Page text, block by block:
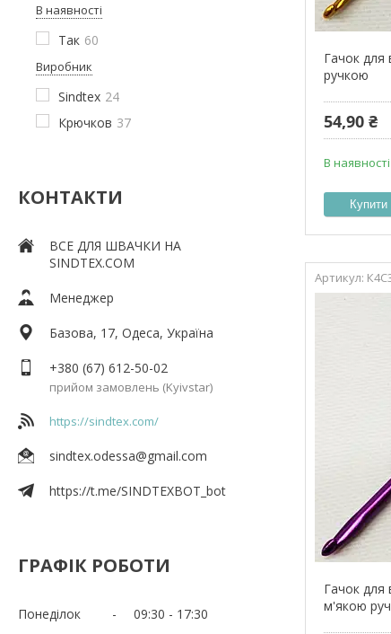
В наявності
Так 60
Виробник
Sindtex 24
Крючков 37
КОНТАКТИ
ВСЕ ДЛЯ ШВАЧКИ НА
SINDTEX.COM
Менеджер
Базова, 17, Одеса, Україна
+380 (67) 612-50-02
прийом замовлень (Kyivstar)
https://sindtex.com/
sindtex.odessa@gmail.com
https://t.me/SINDTEXBOT_bot
ГРАФІК РОБОТИ
Понеділок 09:30
17:30
Гачок для
ручкою
54,90 ₴
В наявності
Купити
Гачок для
м'якою